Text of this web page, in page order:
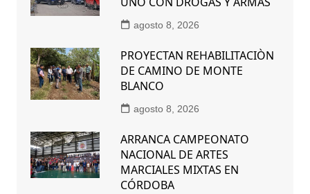
agosto 8, 2026
PROYECTAN REHABILITACIÒN
DE CAMINO DE MONTE
BLANCO
agosto 8, 2026
ARRANCA CAMPEONATO
NACIONAL DE ARTES
MARCIALES MIXTAS EN
CÓRDOBA